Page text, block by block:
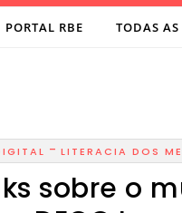
PORTAL RBE TODAS AS
- LITERACIA DOS
sobre o